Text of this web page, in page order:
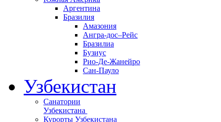
Аргентина
Бразилия
Амазония
Ангра-дос–Рейс
Бразилиа
Бузиус
Рио-Де-Жанейро
Сан-Пауло
Узбекистан
Санатории
Узбекистана
Курорты Узбекистана